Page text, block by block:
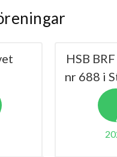
Ekudden
i Stockholm